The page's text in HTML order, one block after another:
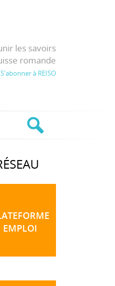
les savoirs
romande
S'abonner à REISO
EMPLOI